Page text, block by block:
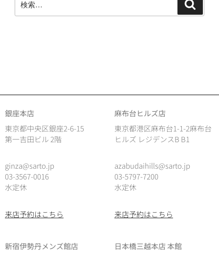
銀座本店
東京都中央区銀座2-6-15
第一吉田ビル 2階
ginza@sarto.jp
03-3567-0016
水定休
来店予約はこちら
麻布台ヒルズ店
東京都港区麻布台1-1-2麻布台
ヒルズ レジデンスB B1
azabudaihills@sarto.jp
03-5797-7200
水定休
来店予約はこちら
新宿伊勢丹メンズ館店
日本橋三越本店 本館